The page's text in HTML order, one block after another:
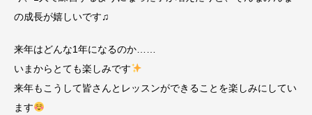
の成長が嬉しいです♫
来年はどんな1年になるのか……
いまからとても楽しみです
来年もこうして皆さんとレッスンができることを楽しみにしてい
ます